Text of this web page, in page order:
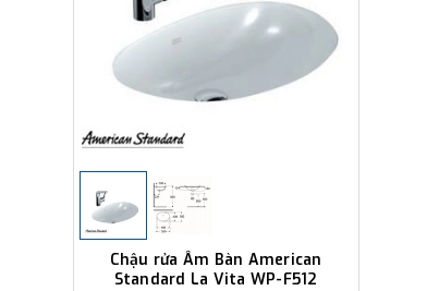
Chậu rửa Âm Bàn American
Standard La Vita WP-F512